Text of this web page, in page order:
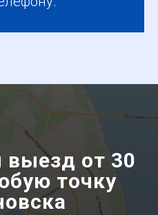
от 30
точку